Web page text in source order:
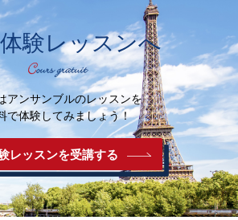
験レッスンへ
アンサンブルのレッスンを
で体験してみましょう！
レッスンを受講する